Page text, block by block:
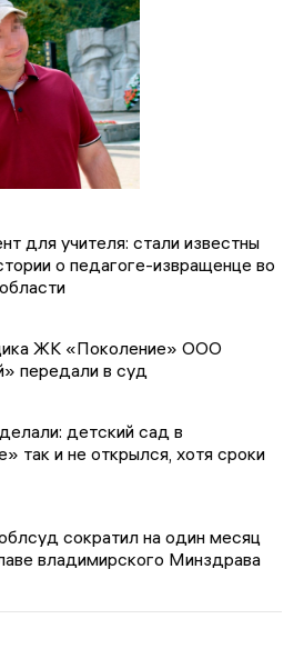
для учителя: стали известны
о педагоге-извращенце во
ЖК «Поколение» ООО
передали в суд
детский сад в
так и не открылся, хотя сроки
сократил на один месяц
владимирского Минздрава